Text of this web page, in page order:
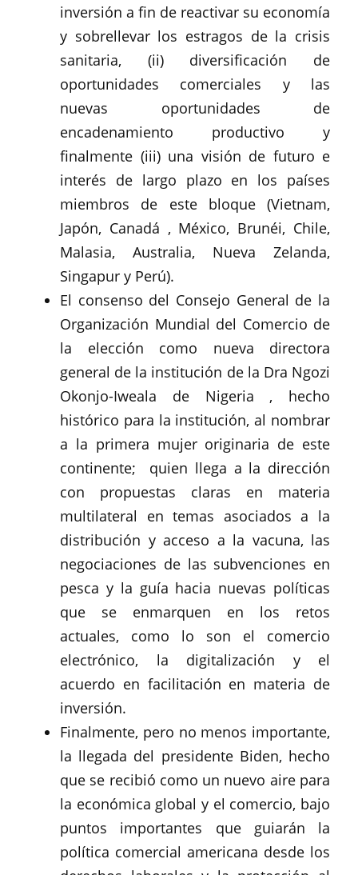
inversión a fin de reactivar su economía
y sobrellevar los estragos de la crisis
sanitaria, (ii) diversificación de
oportunidades comerciales y las
nuevas oportunidades de
encadenamiento productivo y
finalmente (iii) una visión de futuro e
interés de largo plazo en los países
miembros de este bloque (Vietnam,
Japón, Canadá , México, Brunéi, Chile,
Malasia, Australia, Nueva Zelanda,
Singapur y Perú).
El consenso del Consejo General de la
Organización Mundial del Comercio de
la elección como nueva directora
general de la institución de la Dra Ngozi
Okonjo-Iweala de Nigeria , hecho
histórico para la institución, al nombrar
a la primera mujer originaria de este
continente; quien llega a la dirección
con propuestas claras en materia
multilateral en temas asociados a la
distribución y acceso a la vacuna, las
negociaciones de las subvenciones en
pesca y la guía hacia nuevas políticas
que se enmarquen en los retos
actuales, como lo son el comercio
electrónico, la digitalización y el
acuerdo en facilitación en materia de
inversión.
Finalmente, pero no menos importante,
la llegada del presidente Biden, hecho
que se recibió como un nuevo aire para
la económica global y el comercio, bajo
puntos importantes que guiarán la
política comercial americana desde los